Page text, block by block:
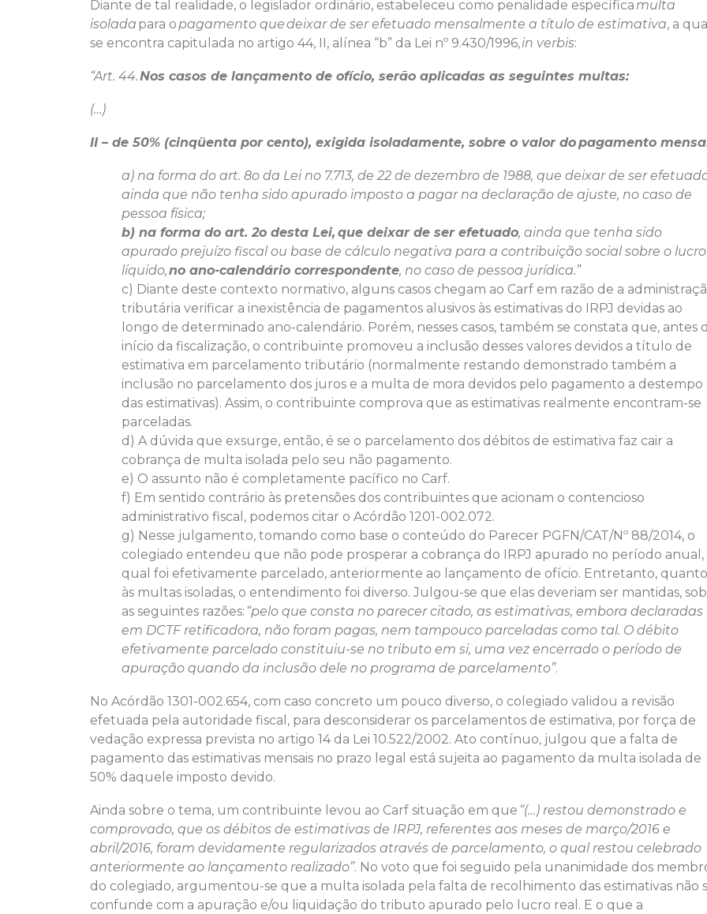
Diante de tal realidade, o legislador ordinário, estabeleceu como penalidade específica multa
isolada para opagamento quedeixar de ser efetuado mensalmente a título de estimativa, a
se encontra capitulada no artigo 44, II, alínea “b” da Lei nº 9.430/1996,in verbis:
“Art. 44.Nos casos de lançamento de ofício, serão aplicadas as seguintes multas:
(…)
II – de 50% (cinqüenta por cento), exigida isoladamente, sobre o valor dopagamento
a) na forma do art. 8o da Lei no 7.713, de 22 de dezembro de 1988, que deixar de ser
ainda que não tenha sido apurado imposto a pagar na declaração de ajuste, no caso de
pessoa física;
b) na forma do art. 2o desta Lei, que deixar de ser efetuado, ainda que tenha sido
apurado prejuízo fiscal ou base de cálculo negativa para a contribuição social sobre o lucro
líquido,no ano-calendário correspondente, no caso de pessoa jurídica.”
c) Diante deste contexto normativo, alguns casos chegam ao Carf em razão de a
tributária verificar a inexistência de pagamentos alusivos às estimativas do IRPJ devidas ao
longo de determinado ano-calendário. Porém, nesses casos, também se constata que, antes
início da fiscalização, o contribuinte promoveu a inclusão desses valores devidos a título de
estimativa em parcelamento tributário (normalmente restando demonstrado também a
inclusão no parcelamento dos juros e a multa de mora devidos pelo pagamento a destempo
das estimativas). Assim, o contribuinte comprova que as estimativas realmente encontram-se
parceladas.
d) A dúvida que exsurge, então, é se o parcelamento dos débitos de estimativa faz cair a
cobrança de multa isolada pelo seu não pagamento.
e) O assunto não é completamente pacífico no Carf.
f) Em sentido contrário às pretensões dos contribuintes que acionam o contencioso
administrativo fiscal, podemos citar o Acórdão 1201-002.072.
g) Nesse julgamento, tomando como base o conteúdo do Parecer PGFN/CAT/Nº 88/2014, o
colegiado entendeu que não pode prosperar a cobrança do IRPJ apurado no período anual,
qual foi efetivamente parcelado, anteriormente ao lançamento de ofício. Entretanto, quanto
às multas isoladas, o entendimento foi diverso. Julgou-se que elas deveriam ser mantidas, sob
as seguintes razões: “pelo que consta no parecer citado, as estimativas, embora declaradas
em DCTF retificadora, não foram pagas, nem tampouco parceladas como tal. O débito
efetivamente parcelado constituiu-se no tributo em si, uma vez encerrado o período de
apuração quando da inclusão dele no programa de parcelamento”.
No Acórdão 1301-002.654, com caso concreto um pouco diverso, o colegiado validou a revisão
efetuada pela autoridade fiscal, para desconsiderar os parcelamentos de estimativa, por força de
vedação expressa prevista no artigo 14 da Lei 10.522/2002. Ato contínuo, julgou que a falta de
pagamento das estimativas mensais no prazo legal está sujeita ao pagamento da multa isolada de
50% daquele imposto devido.
Ainda sobre o tema, um contribuinte levou ao Carf situação em que “(…) restou demonstrado e
comprovado, que os débitos de estimativas de IRPJ, referentes aos meses de março/2016 e
abril/2016, foram devidamente regularizados através de parcelamento, o qual restou celebrado
anteriormente ao lançamento realizado”. No voto que foi seguido pela unanimidade dos
do colegiado, argumentou-se que a multa isolada pela falta de recolhimento das estimativas não
confunde com a apuração e/ou liquidação do tributo apurado pelo lucro real. E o que a